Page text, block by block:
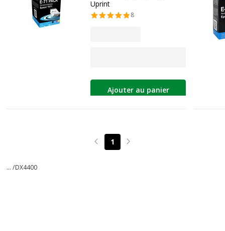
Uprint
8
Ajouter au panier
Page précédente
1 Page suivante
... /DX4400